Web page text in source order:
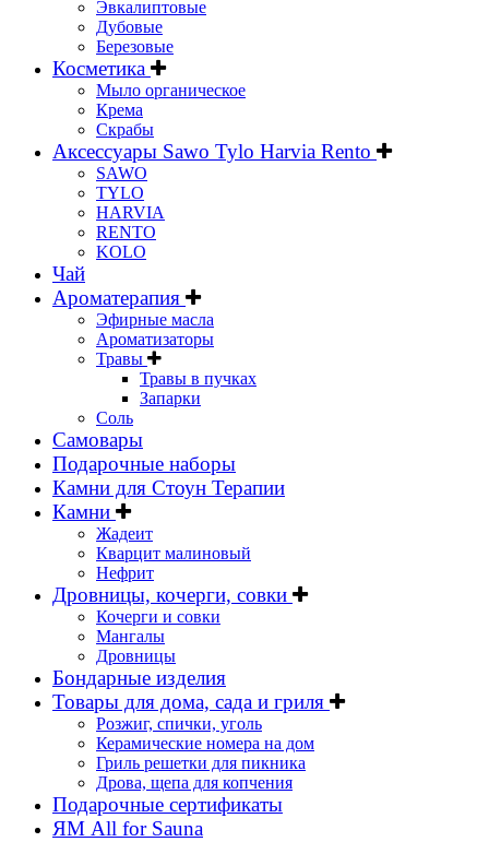
Эвкалиптовые
Дубовые
Березовые
Косметика
Мыло органическое
Крема
Скрабы
Аксессуары Sawo Tylo Harvia Rento
SAWO
TYLO
HARVIA
RENTO
KOLO
Чай
Ароматерапия
Эфирные масла
Ароматизаторы
Травы
Травы в пучках
Запарки
Соль
Самовары
Подарочные наборы
Камни для Стоун Терапии
Камни
Жадеит
Кварцит малиновый
Нефрит
Дровницы, кочерги, совки
Кочерги и совки
Мангалы
Дровницы
Бондарные изделия
Товары для дома, сада и гриля
Розжиг, спички, уголь
Керамические номера на дом
Гриль решетки для пикника
Дрова, щепа для копчения
Подарочные сертификаты
ЯМ All for Sauna